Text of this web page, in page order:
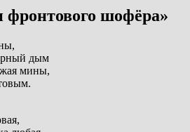
фронтового шофёра»
дым
мины,